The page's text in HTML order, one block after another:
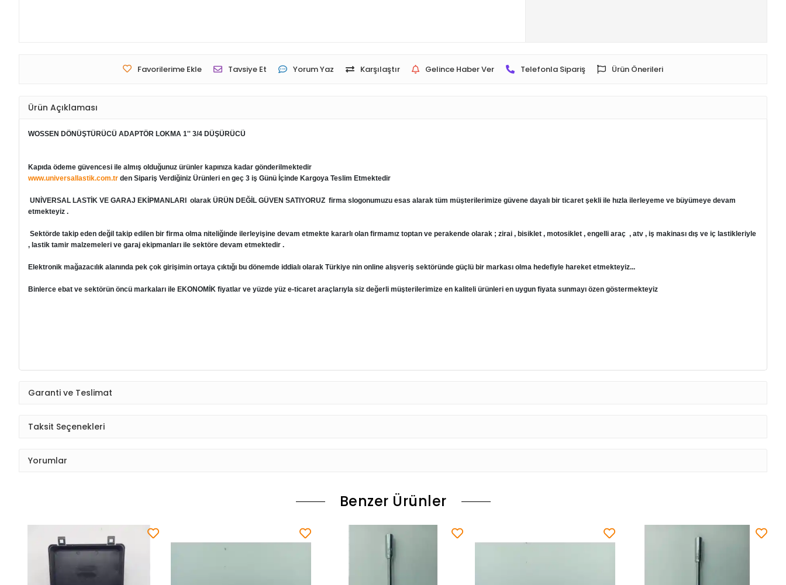
Favorilerime Ekle Tavsiye Et Yorum Yaz Karşılaştır Gelince Haber Ver Telefonla Sipariş Ürün Önerileri
Ürün Açıklaması
WOSSEN DÖNÜŞTÜRÜCÜ ADAPTÖR LOKMA 1'' 3/4 DÜŞÜRÜCÜ
Kapıda ödeme güvencesi ile almış olduğunuz ürünler kapınıza kadar gönderilmektedir
www.universallastik.com.tr den Sipariş Verdiğiniz Ürünleri en geç 3 iş Günü İçinde Kargoya Teslim Etmektedir
UNİVERSAL LASTİK VE GARAJ EKİPMANLARI
olarak ÜRÜN DEĞİL GÜVEN SATIYORUZ firma slogonumuzu esas alarak tüm müşterilerimize güvene dayalı bir ticaret şekli ile hızla ilerleyeme ve büyümeye devam
etmekteyiz .
Sektörde takip eden değil takip edilen bir firma olma niteliğinde ilerleyişine devam etmekte kararlı olan firmamız toptan ve perakende olarak ; zirai , bisiklet , motosiklet , engelli araç , atv , iş makinası dış ve iç lastikleriyle
, lastik tamir malzemeleri ve garaj ekipmanları ile sektöre devam etmektedir .
Elektronik mağazacılık alanında pek çok girişimin ortaya çıktığı bu dönemde iddialı olarak Türkiye nin online alışveriş sektöründe güçlü bir markası olma hedefiyle hareket etmekteyiz...
Binlerce ebat ve sektörün öncü markaları ile EKONOMİK fiyatlar ve yüzde yüz e-ticaret araçlarıyla siz değerli müşterilerimize en kaliteli ürünleri en uygun fiyata sunmayı özen göstermekteyiz
Garanti ve Teslimat
Taksit Seçenekleri
Yorumlar
Benzer Ürünler